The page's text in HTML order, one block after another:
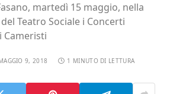
martedì 15 maggio, nella
Teatro Sociale i Concerti
Cameristi
9, 2018 1 MINUTO DI LETTURA